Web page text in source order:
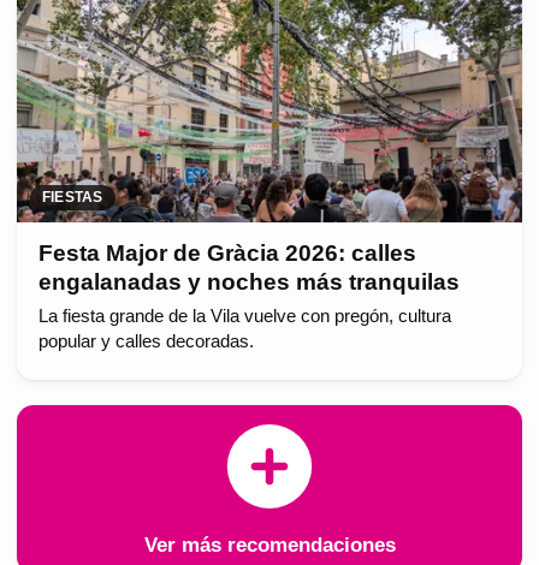
FIESTAS
Festa Major de Gràcia 2026: calles
engalanadas y noches más tranquilas
La fiesta grande de la Vila vuelve con pregón, cultura
popular y calles decoradas.
Ver más recomendaciones